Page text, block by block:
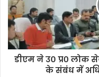
डीएम ने उ० प्र० लोक
के संबंध में